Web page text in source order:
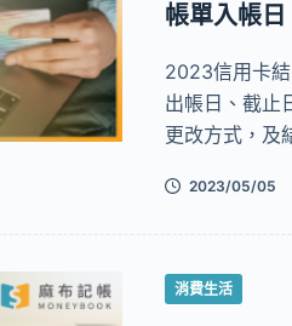
帳單入帳
2023信用卡
出帳日、截止
更改方式，及
2023/05/05
消費生活